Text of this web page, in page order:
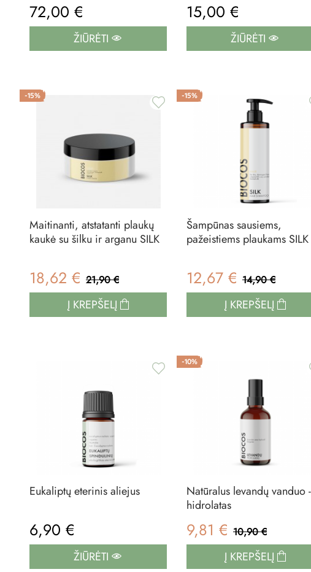
72,00 €
ŽIŪRĖTI
15,00 €
ŽIŪRĖTI
-15%
Maitinanti, atstatanti plaukų
kaukė su šilku ir arganu SILK
18,62 € 21,90 €
Į KREPŠELĮ
-15%
Šampūnas sausiems,
pažeistiems plaukams SILK
12,67 € 14,90 €
Į KREPŠELĮ
Eukaliptų eterinis aliejus
6,90 €
ŽIŪRĖTI
-10%
Natūralus levandų vanduo -
hidrolatas
9,81 € 10,90 €
Į KREPŠELĮ